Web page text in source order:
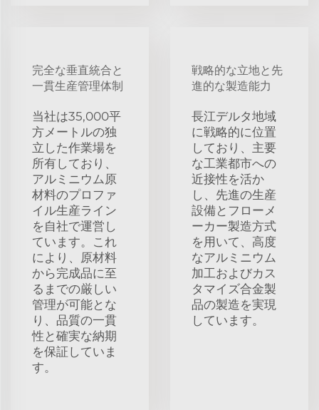
完全な垂直統合と
一貫生産管理体制
当社は35,000平
方メートルの独
立した作業場を
所有しており、
アルミニウム原
材料のプロファ
イル生産ライン
を自社で運営し
ています。これ
により、原材料
から完成品に至
るまでの厳しい
管理が可能とな
り、品質の一貫
性と確実な納期
を保証していま
す。
戦略的な立地と先
進的な製造能力
長江デルタ地域
に戦略的に位置
しており、主要
な工業都市への
近接性を活か
し、先進の生産
設備とフローメ
ーカー製造方式
を用いて、高度
なアルミニウム
加工およびカス
タマイズ合金製
品の製造を実現
しています。